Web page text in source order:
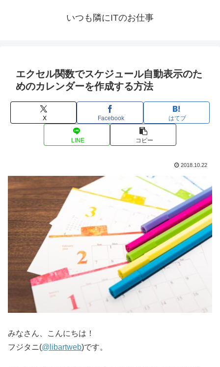
いつも隣にITのお仕事
エクセル関数でスケジュール自動表示のた
めのカレンダーを作成する方法
X Facebook はてブ
LINE コピー
2018.10.22
みなさん、こんにちは！
フジタニ(@libartweb)です。